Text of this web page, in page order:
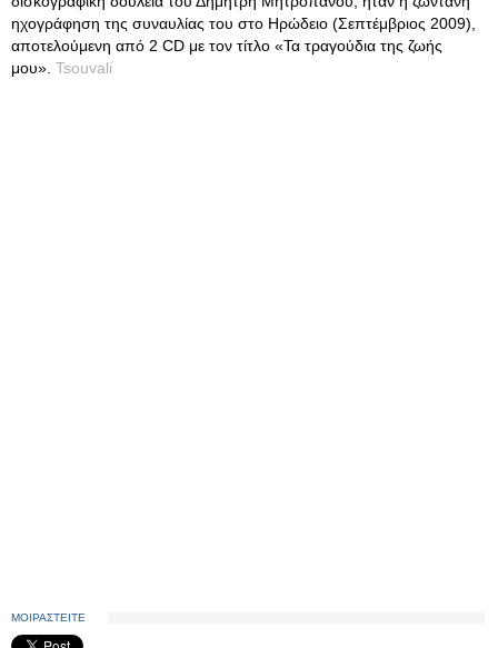
ηχογράφηση της συναυλίας του στο Ηρώδειο (Σεπτέμβριος 2009),
αποτελούμενη από 2 CD με τον τίτλο «Τα τραγούδια της ζωής
μου». Tsouvali
ΜΟΙΡΑΣΤΕΙΤΕ